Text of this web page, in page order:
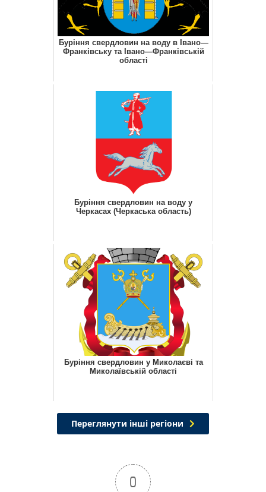
Буріння свердловин на воду в Івано—
Франківську та Івано—Франківській
області
Буріння свердловин на воду у
Черкасах (Черкаська область)
Буріння свердловин у Миколаєві та
Миколаївській області
Переглянути інші регіони
0